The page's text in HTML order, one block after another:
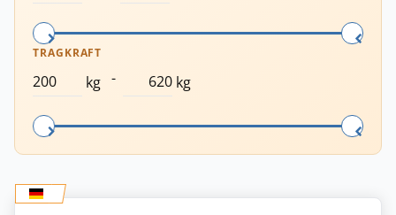
TRAGKRAFT
kg - kg